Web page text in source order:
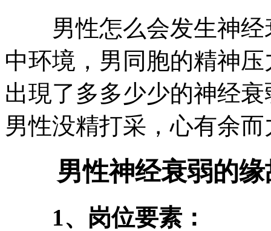
男性怎么会发生神经
中环境，男同胞的精神
出現了多多少少的神经
男性没精打采，心有余
男性神经衰弱的缘
1、岗位要素：